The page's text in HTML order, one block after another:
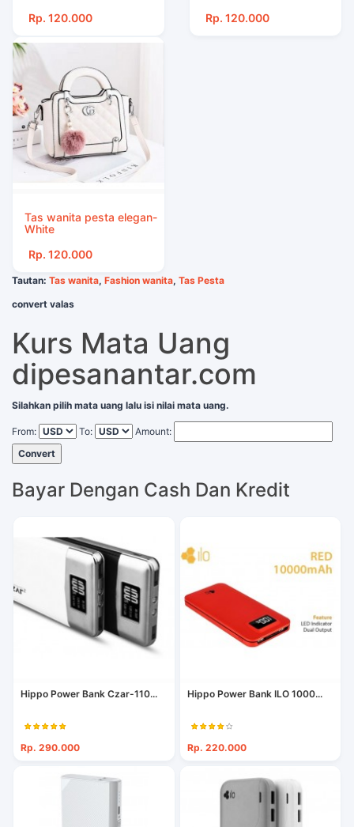
Rp. 120.000
Rp. 120.000
Tas wanita pesta elegan-
White
Rp. 120.000
Tautan: Tas wanita, Fashion wanita, Tas Pesta
convert valas
Kurs Mata Uang
dipesanantar.com
Silahkan pilih mata uang lalu isi nilai mata uang.
From: To:
Amount:
Convert
Bayar Dengan Cash Dan Kredit
Hippo Power Bank Czar-110...
Rp. 290.000
Hippo Power Bank ILO 1000...
Rp. 220.000